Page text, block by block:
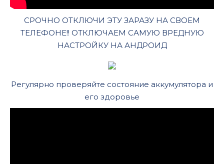
СРОЧНО ОТКЛЮЧИ ЭТУ ЗАРАЗУ НА СВОЕМ
ТЕЛЕФОНЕ!! ОТКЛЮЧАЕМ САМУЮ ВРЕДНУЮ
НАСТРОЙКУ НА АНДРОИД
Регулярно проверяйте состояние аккумулятора и
его здоровье